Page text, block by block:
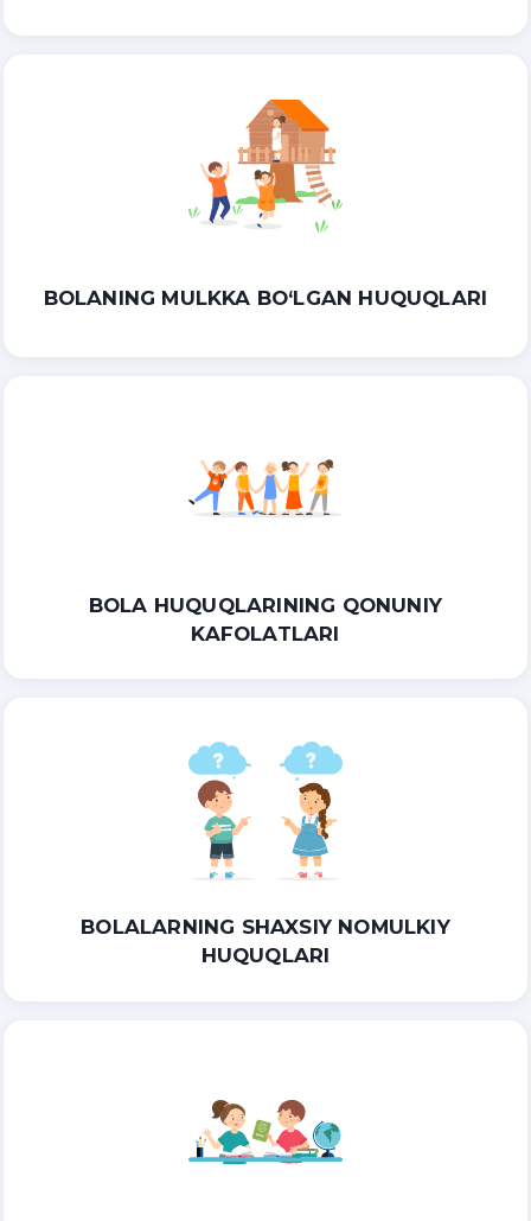
BOLANING MULKKA BO‘LGAN HUQUQLARI
BOLA HUQUQLARINING QONUNIY
KAFOLATLARI
BOLALARNING SHAXSIY NOMULKIY
HUQUQLARI